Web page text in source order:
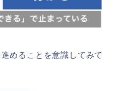
めることを意識してみて